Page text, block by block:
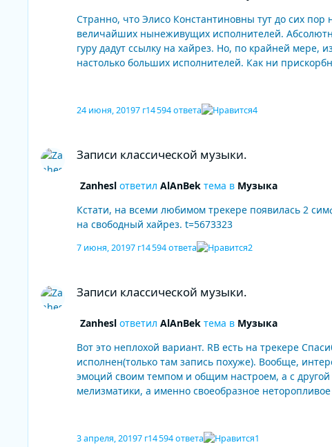
Странно, что Элисо Константиновны тут до сих
величайших нынеживущих исполнителей. Абсолютно гениальное
гуру дадут ссылку на хайрез. Но, по крайней мере, из всех вольных самая приятная(на
24 июня, 20197 г14 594 ответа 4
Записи классической музыки.
Zanheslответил AlAnBekтема в Музыка
Кстати, на всеми любимом трекере появилась 2
на свободный хайрез. t=5673323
7 июня, 20197 г14 594 ответа 2
Записи классической музыки.
Zanheslответил AlAnBekтема в Музыка
Вот это неплохой вариант. RB есть на трекере Спасибо большое, наконец послушал полностью. Прекрасная запись. 5 концерт у Рихтера похожим образом
исполнен(только там запись похуже). Вообще,
эмоций своим темпом и общим настроем, а с
мелизматики, а именно своеобразное неторопливое
3 апреля, 20197 г14 594 ответа 1